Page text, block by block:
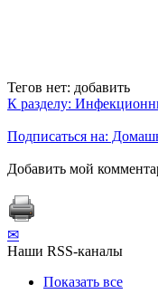
Тегов нет: добавить
К разделу:
Подписаться на:
Добавить мой
✉
Наши RSS-каналы
Показать все